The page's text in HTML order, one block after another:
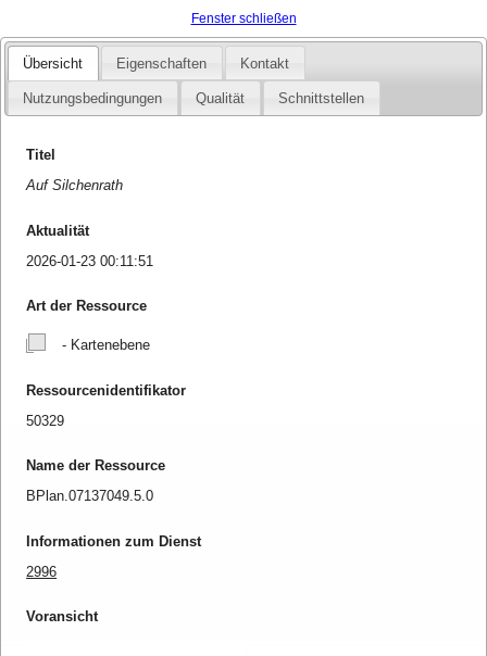
Fenster schließen
Übersicht Eigenschaften Kontakt
Nutzungsbedingungen Qualität Schnittstellen
Titel
Auf Silchenrath
Aktualität
2026-01-23 00:11:51
Art der Ressource
- Kartenebene
Ressourcenidentifikator
50329
Name der Ressource
BPlan.07137049.5.0
Informationen zum Dienst
2996
Voransicht